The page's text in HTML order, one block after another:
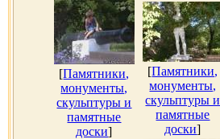
[Памятники,
монументы,
скульптуры и
памятные
доски]
[Памятники,
монументы,
скульптуры и
памятные
доски]